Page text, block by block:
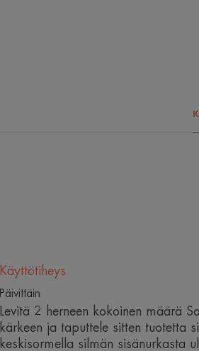
Käyttötiheys
Päivittäin
Levitä 2 herneen kokoinen määrä
kärkeen ja taputtele sitten tuotetta
keskisormella silmän sisänurkasta